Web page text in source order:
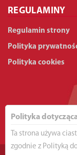
REGULAMINY
Regulamin strony
Polityka
Polityka cookies
Polityka
Ta strona używa
zgodnie z Polityką